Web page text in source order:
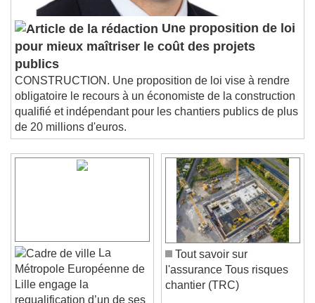
Une proposition de loi
pour mieux maîtriser le coût des projets
publics
CONSTRUCTION. Une proposition de loi vise à rendre
obligatoire le recours à un économiste de la construction
qualifié et indépendant pour les chantiers publics de plus
de 20 millions d'euros.
La
Métropole Européenne de
Lille engage la
Tout savoir sur
l'assurance Tous risques